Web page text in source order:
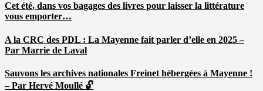
Cet été, dans vos bagages des livres pour laisser la littérature
vous emporter…
A la CRC des PDL : La Mayenne fait parler d’elle en 2025 –
Par Marrie de Laval
Sauvons les archives nationales Freinet hébergées à Mayenne !
– Par Hervé Moullé 🔓